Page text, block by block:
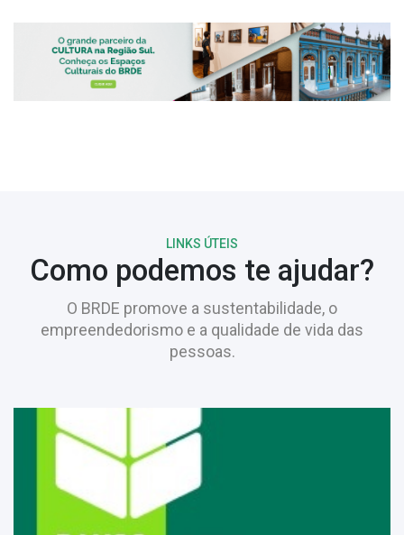
LINKS ÚTEIS
Como podemos te ajudar?
O BRDE promove a sustentabilidade, o
empreendedorismo e a qualidade de vida das
pessoas.